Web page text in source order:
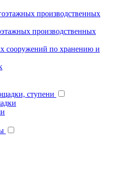
производственных
производственных
сооружений по хранению и
ступени